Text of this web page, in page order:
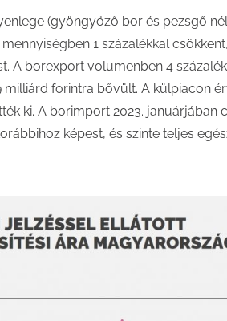
(gyöngyöző bor és pezsgő
1 százalékkal
A borexport volumenben 4
forintra bővült. A külpiacon
ki. A borimport 2023. januárjában
képest, és szinte teljes